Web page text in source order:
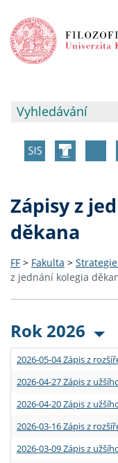
Zápisy z
děkana
FF > Fakulta >
z jednání kolegia
Rok 2026
2026-05-04 Zápis z
2026-04-27 Zápis z
2026-04-20 Zápis z
2026-03-16 Zápis z
2026-03-09 Zápis z